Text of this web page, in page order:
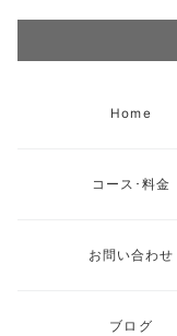
ゲ
Home
コース･料金
お問い合わせ
ブログ